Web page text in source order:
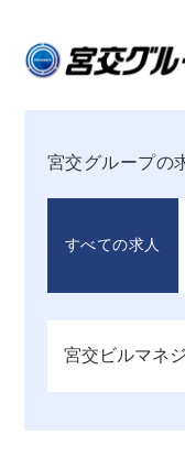
宮交グループの
すべての求人